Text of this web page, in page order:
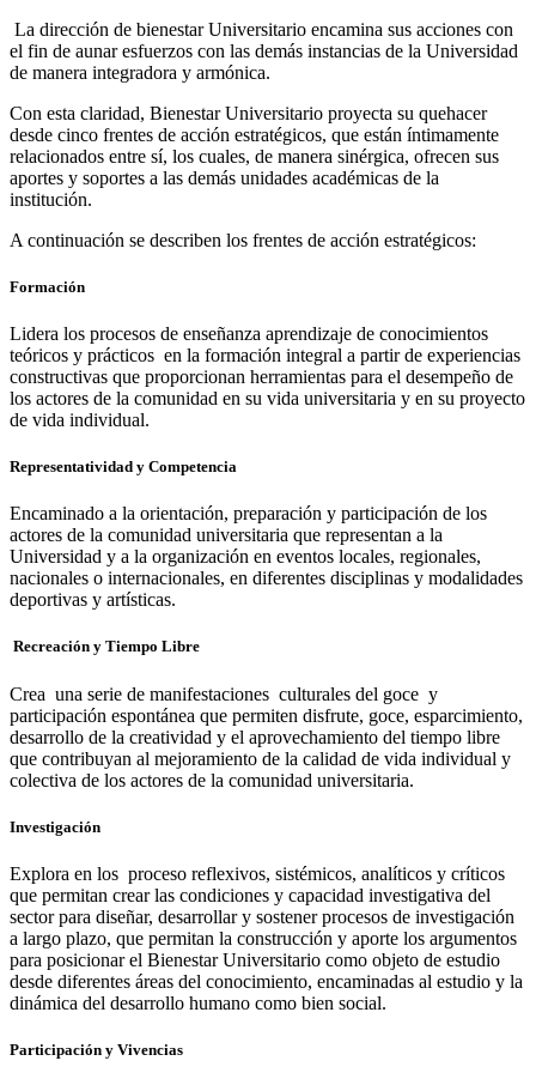
La dirección de bienestar Universitario encamina sus acciones con
el fin de aunar esfuerzos con las demás instancias de la Universidad
de manera integradora y armónica.
Con esta claridad, Bienestar Universitario proyecta su quehacer
desde cinco frentes de acción estratégicos, que están íntimamente
relacionados entre sí, los cuales, de manera sinérgica, ofrecen sus
aportes y soportes a las demás unidades académicas de la
institución.
A continuación se describen los frentes de acción estratégicos:
Formación
Lidera los procesos de enseñanza aprendizaje de conocimientos
teóricos y prácticos en la formación integral a partir de experiencias
constructivas que proporcionan herramientas para el desempeño de
los actores de la comunidad en su vida universitaria y en su proyecto
de vida individual.
Representatividad y Competencia
Encaminado a la orientación, preparación y participación de los
actores de la comunidad universitaria que representan a la
Universidad y a la organización en eventos locales, regionales,
nacionales o internacionales, en diferentes disciplinas y modalidades
deportivas y artísticas.
Recreación y Tiempo Libre
Crea una serie de manifestaciones culturales del goce y
participación espontánea que permiten disfrute, goce, esparcimiento,
desarrollo de la creatividad y el aprovechamiento del tiempo libre
que contribuyan al mejoramiento de la calidad de vida individual y
colectiva de los actores de la comunidad universitaria.
Investigación
Explora en los proceso reflexivos, sistémicos, analíticos y críticos
que permitan crear las condiciones y capacidad investigativa del
sector para diseñar, desarrollar y sostener procesos de investigación
a largo plazo, que permitan la construcción y aporte los argumentos
para posicionar el Bienestar Universitario como objeto de estudio
desde diferentes áreas del conocimiento, encaminadas al estudio y la
dinámica del desarrollo humano como bien social.
Participación y Vivencias